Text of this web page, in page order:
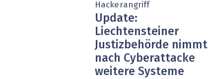
Hackerangriff
Update:
Liechtensteiner
Justizbehörde nimmt
nach Cyberattacke
weitere Systeme